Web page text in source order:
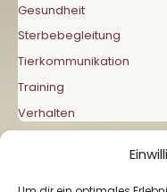
Gesundheit
Sterbebegleitung
Tierkommunikation
Training
Verhalten